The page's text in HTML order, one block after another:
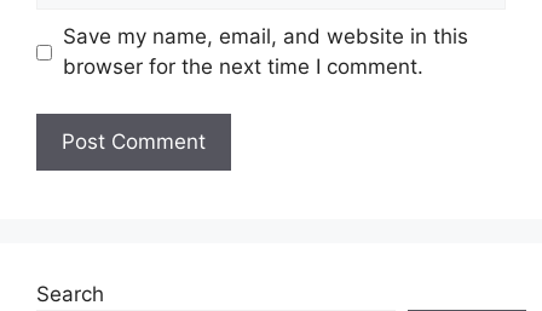
Save my name, email, and website in this
browser for the next time I comment.
Search